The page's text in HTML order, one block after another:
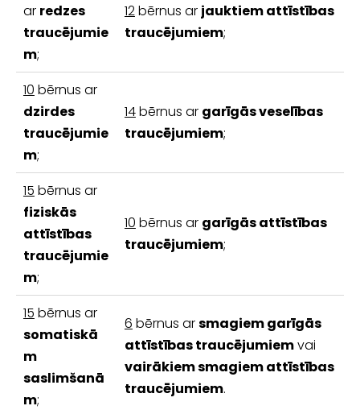
ar redzes
traucējumie
m;
12bērnus ar jauktiem attīstības
traucējumiem;
10 bērnus ar
dzirdes
traucējumie
m;
14bērnus ar garīgās veselības
traucējumiem;
15 bērnus ar
fiziskās
attīstības
traucējumie
m;
10 bērnus ar garīgās attīstības
traucējumiem;
15 bērnus ar
somatiskā
m
saslimšanā
m;
6 bērnus arsmagiem garīgās
attīstības traucējumiemvai
vairākiem smagiem attīstības
traucējumiem.